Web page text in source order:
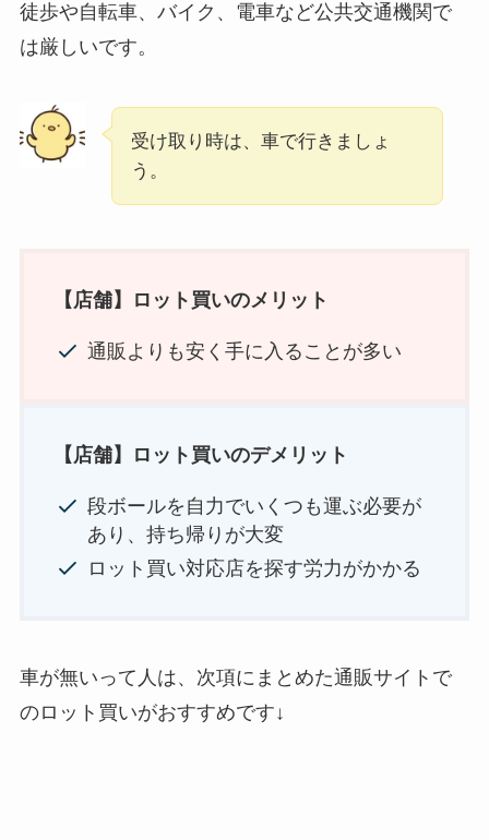
徒歩や自転車、バイク、電車など公共交通機関で
は厳しいです。
受け取り時は、車で行きましょ
う。
【店舗】ロット買いのメリット
通販よりも安く手に入ることが多い
【店舗】ロット買いのデメリット
段ボールを自力でいくつも運ぶ必要が
あり、持ち帰りが大変
ロット買い対応店を探す労力がかかる
車が無いって人は、次項にまとめた通販サイトで
のロット買いがおすすめです↓